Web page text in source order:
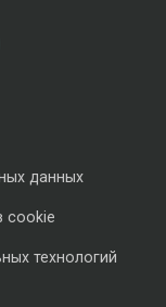
данных
cookie
технологий